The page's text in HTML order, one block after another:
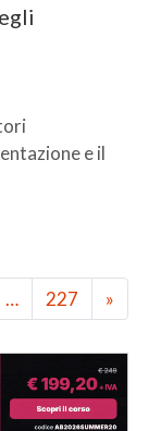
e il
… 227 »